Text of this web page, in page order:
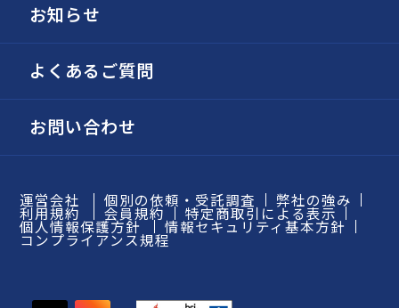
お知らせ
よくあるご質問
お問い合わせ
運営会社 個別の依頼・受託調査 弊社の強み
利用規約 会員規約 特定商取引による表示
個人情報保護方針 情報セキュリティ基本方針
コンプライアンス規程